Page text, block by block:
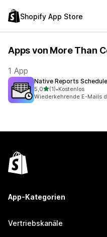
Shopify App Store
Apps von More Than
1 App
Native Reports
5,0von 5 Sternen
(1)
1 Rezensionen insgesamt
•Kostenlos
Wiederkehrende E-Mails
App-Kategorien
Vertriebskanäle